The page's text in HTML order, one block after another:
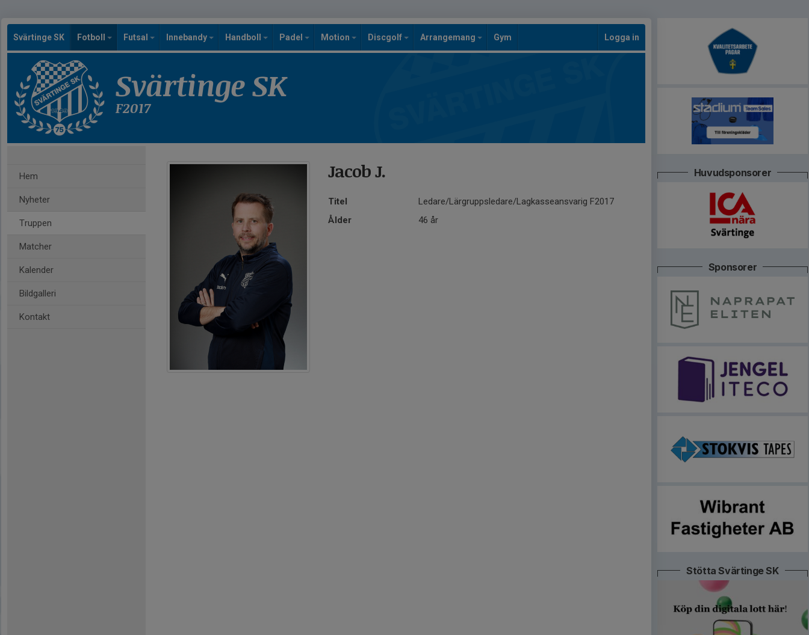
Svärtinge SK Fotboll Futsal Innebandy Handboll Padel Motion Discgolf Arrangemang Gym Logga in
Svärtinge SK
F2017
Hem
Nyheter
Truppen
Matcher
Kalender
Bildgalleri
Kontakt
Jacob J.
Titel
Ledare/Lärgruppsledare/Lagkasseansvarig F2017
Ålder
46 år
Huvudsponsorer
Sponsorer
Stötta Svärtinge SK